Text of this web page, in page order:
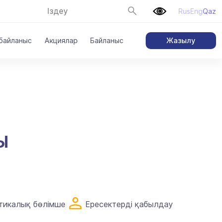
RusEngQaz
Акциялар Байланыс Жазылу
бөлімше Ересектерді қабылдау